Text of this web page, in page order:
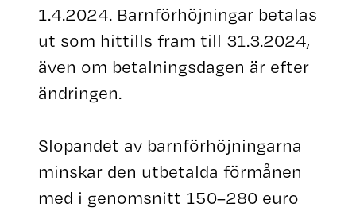
1.4.2024. Barnförhöjningar betalas
ut som hittills fram till 31.3.2024,
även om betalningsdagen är efter
ändringen.
Slopandet av barnförhöjningarna
minskar den utbetalda förmånen
med i genomsnitt 150–280 euro